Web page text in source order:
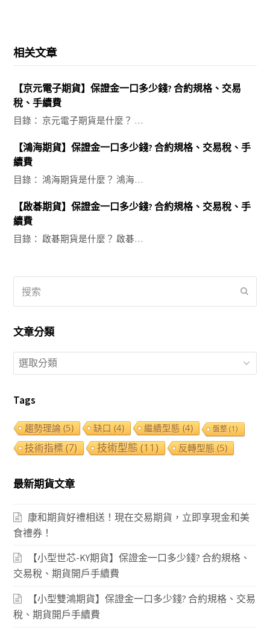
相关文章
【京元電子期貨】保證金一口多少錢? 合約規格、交易
稅、手續費
目錄： 京元電子期貨是什麼？ …
【鴻海期貨】保證金一口多少錢? 合約規格、交易稅、手
續費
目錄： 鴻海期貨是什麼？ 鴻海…
【啟碁期貨】保證金一口多少錢? 合約規格、交易稅、手
續費
目錄： 啟碁期貨是什麼？ 啟碁…
搜
索
文章分類
文
章
類
Tags
趨勢理論(5) 缺口(4) 繼續型態(4) 盤整(1)
技術指標(7) 技術型態(11) 反轉型態(5)
最新期貨文章
康和期貨好禮相送！現在交易期貨，立即享現金和美
食禮券！
【小型世芯-KY期貨】保證金一口多少錢? 合約規格、
交易稅、期貨開戶手續費
【小型雙鴻期貨】保證金一口多少錢? 合約規格、交易
稅、期貨開戶手續費